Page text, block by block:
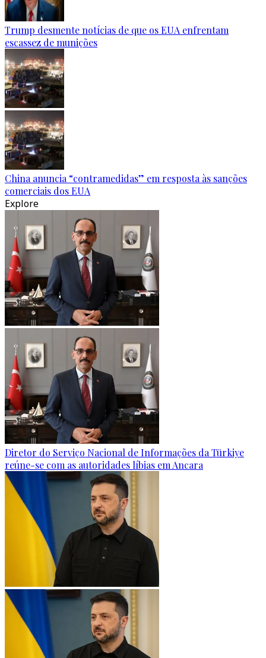
Trump desmente notícias de que os EUA enfrentam
escassez de munições
China anuncia “contramedidas” em resposta às sanções
comerciais dos EUA
Explore
Diretor do Serviço Nacional de Informações da Türkiye
reúne-se com as autoridades líbias em Ancara